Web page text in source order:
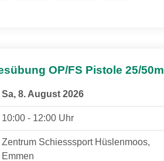
OP/FS Pistole 25/50m
Sa, 8. August 2026
10:00 - 12:00 Uhr
Zentrum Schiesssport Hüslenmoos,
Emmen